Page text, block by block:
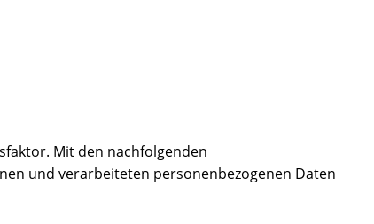
Mit den nachfolgenden
und verarbeiteten personenbezogenen Daten